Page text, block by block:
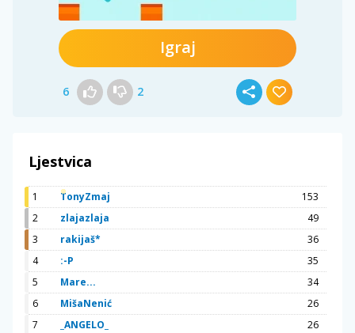
Igraj
6 2
Ljestvica
1 TonyZmaj
153
2
zlajazlaja
49
3
rakijaš*
36
4
:-P
35
5
Mare...
34
6
MišaNenić
26
7
_ANGELO_
26